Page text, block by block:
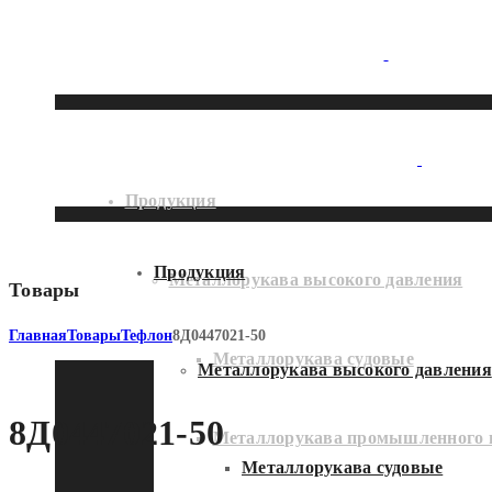
Продукция
Металлорукава высокого давления
Металлорукава судовые
Металлорукава промышленного
Продукция
Металлорукава высокого давления
Металлорукава судовые
Товары
ГлавнаяТоварыТефлон8Д0447021-50
8Д0447021-50